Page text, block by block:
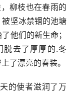
柳枝也在春雨的
坚冰禁锢的池塘
他们的新生命；
脱去了厚厚的.冬
了漂亮的春装。
的使者滋润了万